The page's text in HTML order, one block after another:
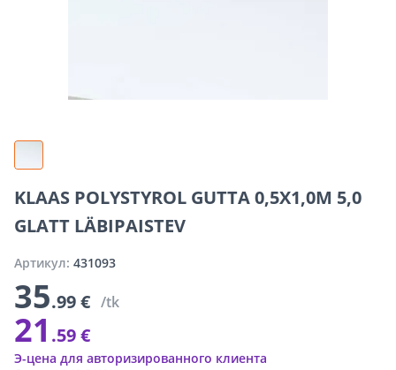
KLAAS POLYSTYROL GUTTA 0,5X1,0M 5,0
GLATT LÄBIPAISTEV
Артикул: 431093
35.99 € /tk
21 .59 €
Э-цена для авторизированного клиента